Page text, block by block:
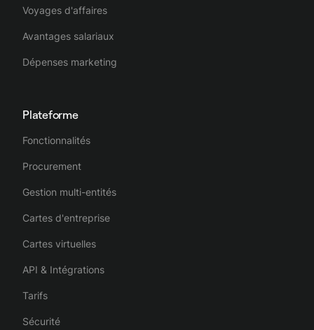
Voyages d'affaires
Avantages salariaux
Dépenses marketing
Plateforme
Fonctionnalités
Procurement
Gestion multi-entités
Cartes d'entreprise
Cartes virtuelles
API & Intégrations
Tarifs
Sécurité